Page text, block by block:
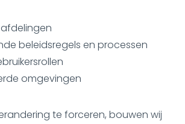
beleidsregels en processen
omgevingen
te forceren, bouwen wij